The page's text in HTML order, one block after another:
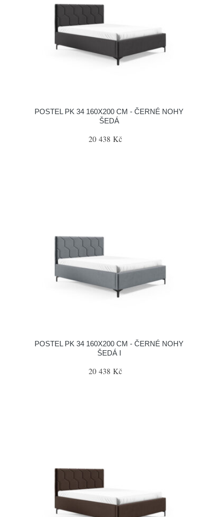
POSTEL PK 34 160X200 CM - ČERNÉ NOHY
ŠEDÁ
20 438 Kč
POSTEL PK 34 160X200 CM - ČERNÉ NOHY
ŠEDÁ I
20 438 Kč